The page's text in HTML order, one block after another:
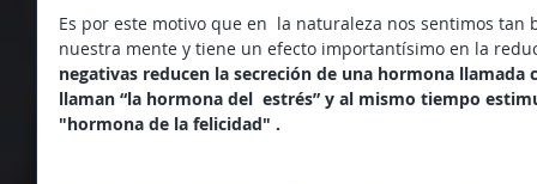
Es por este motivo que en  la naturaleza nos sentimos
nuestra mente y tiene un efecto importantísimo en la
negativas reducen la secreción de una hormona
llaman “la hormona del  estrés” y al mismo tiempo
"hormona de la felicidad" .